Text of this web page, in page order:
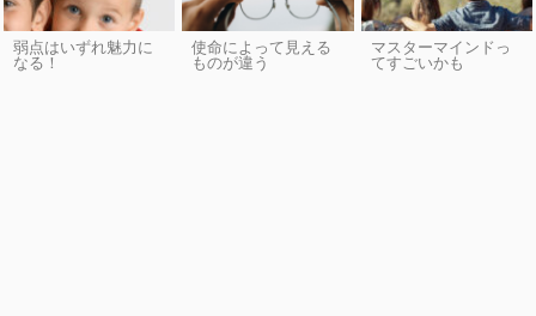
弱点はいずれ魅力に
なる！
使命によって見える
ものが違う
マスターマインドっ
てすごいかも